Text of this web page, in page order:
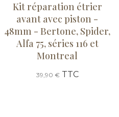
Kit réparation étrier
avant avec piston -
48mm - Bertone, Spider,
Alfa 75, séries 116 et
Montreal
39,90 €TTC